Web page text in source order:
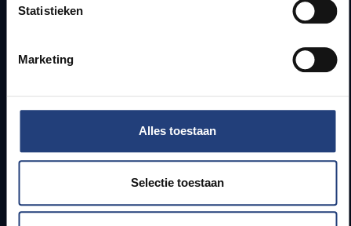
Statistieken
Marketing
Alles toestaan
Selectie toestaan
Lesroosters
Campusfaciliteiten
Info voor
Pers
PhD-studenten